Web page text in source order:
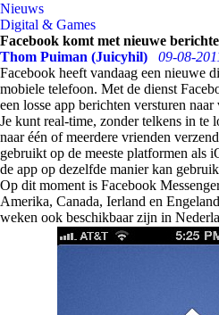
Nieuws
Digital & Games
Facebook komt met nieuwe
Thom Puiman (Juicyhil)
09-08-
Facebook heeft vandaag een nieuwe
mobiele telefoon. Met de dienst
een losse app berichten versturen naar
Je kunt real-time, zonder telkens in te
naar één of meerdere vrienden
gebruikt op de meeste platformen als
de app op dezelfde manier kan
Op dit moment is Facebook
Amerika, Canada, Ierland en
weken ook beschikbaar zijn in